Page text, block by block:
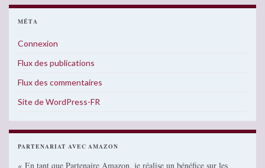
MÉTA
Connexion
Flux des publications
Flux des commentaires
Site de WordPress-FR
PARTENARIAT AVEC AMAZON
« En tant que Partenaire Amazon, je réalise un bénéfice sur les